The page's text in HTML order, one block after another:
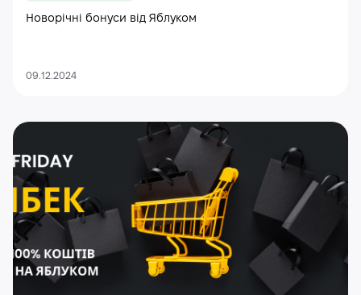
Новорічні бонуси від Яблуком
09.12.2024